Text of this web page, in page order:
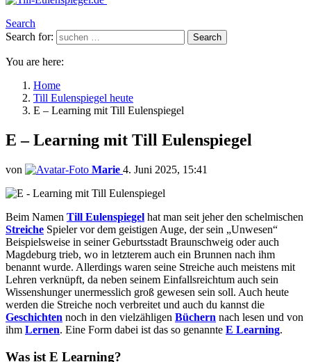
Search
Search for:
Search
You are here:
Home
Till Eulenspiegel heute
E – Learning mit Till Eulenspiegel
E – Learning mit Till Eulenspiegel
von Marie 4. Juni 2025, 15:41
Beim Namen Till Eulenspiegel hat man seit jeher den schelmischen
Streiche Spieler vor dem geistigen Auge, der sein „Unwesen“
Beispielsweise in seiner Geburtsstadt Braunschweig oder auch
Magdeburg trieb, wo in letzterem auch ein Brunnen nach ihm
benannt wurde. Allerdings waren seine Streiche auch meistens mit
Lehren verknüpft, da neben seinem Einfallsreichtum auch sein
Wissenshunger unermesslich groß gewesen sein soll. Auch heute
werden die Streiche noch verbreitet und auch du kannst die
Geschichten noch in den vielzähligen Büchern nach lesen und von
ihm Lernen. Eine Form dabei ist das so genannte E Learning.
Was ist E Learning?